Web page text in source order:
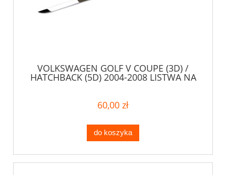
VOLKSWAGEN GOLF V COUPE (3D) /
HATCHBACK (5D) 2004-2008 LISTWA NA
RANT KLAPY
60,00 zł
do koszyka